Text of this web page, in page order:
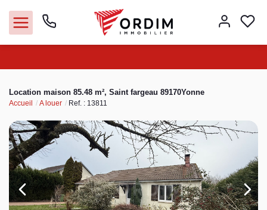
Acheter
Louer
Vendre
Immobilier pro
Location maison 85.48 m², Saint fargeau 89170Yonne
Accueil A louer Ref. : 13811